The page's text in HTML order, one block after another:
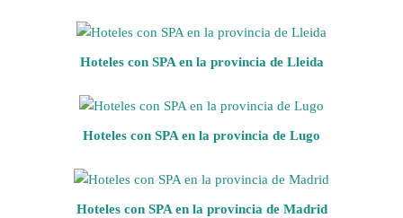
Hoteles con SPA en la provincia de Lleida
Hoteles con SPA en la provincia de Lugo
Hoteles con SPA en la provincia de Madrid